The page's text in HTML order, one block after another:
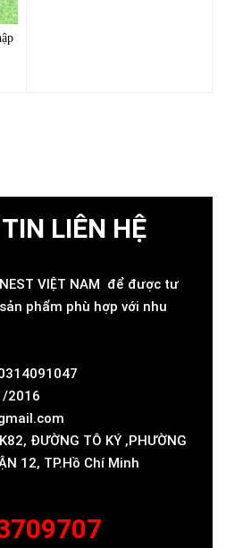
LIÊN HỆ
VIỆT NAM để được tư
phẩm phù hợp với nhu
2016
ĐƯỜNG TÔ KÝ ,PHƯỜNG
12, TP.Hồ Chí Minh